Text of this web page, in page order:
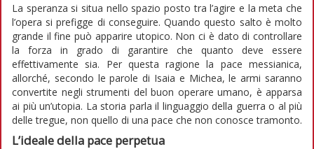
La speranza si situa nello spazio posto tra l’agire e la meta che
l’opera si prefigge di conseguire. Quando questo salto è molto
grande il fine può apparire utopico. Non ci è dato di controllare
la forza in grado di garantire che quanto deve essere
effettivamente sia. Per questa ragione la pace messianica,
allorché, secondo le parole di Isaia e Michea, le armi saranno
convertite negli strumenti del buon operare umano, è apparsa
ai più un’utopia. La storia parla il linguaggio della guerra o al più
delle tregue, non quello di una pace che non conosce tramonto.
L’ideale della pace perpetua